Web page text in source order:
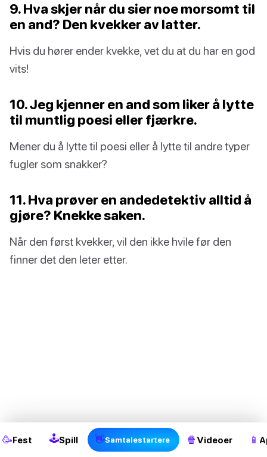
9. Hva skjer når du sier noe morsomt til
en and? Den kvekker av latter.
Hvis du hører ender kvekke, vet du at du har en god
vits!
10. Jeg kjenner en and som liker å lytte
til muntlig poesi eller fjærkre.
Mener du å lytte til poesi eller å lytte til andre typer
fugler som snakker?
11. Hva prøver en andedetektiv alltid å
gjøre? Knekke saken.
Når den først kvekker, vil den ikke hvile før den
finner det den leter etter.
🥳Fest 🕹Spill 👋Samtalestartere 🍿 Videoer 📱